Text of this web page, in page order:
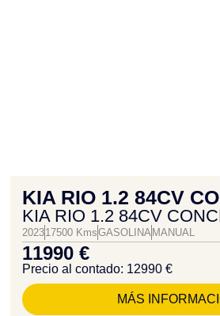
KIA RIO 1.2 84CV
KIA RIO 1.2 84CV
202317500 KmsGASOLINA MANUAL
11990 €
Precio al contado: 12990 €
MÁS